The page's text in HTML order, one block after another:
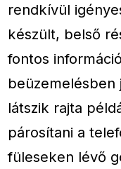
rendkívül
készült, belső
fontos
látszik rajta
párosítani a
füleseken lévő